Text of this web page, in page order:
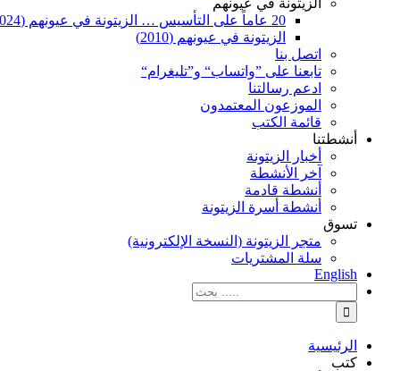
الزيتونة في عيونهم
20 عاماً على التأسيس … الزيتونة في عيونهم (2024)
الزيتونة في عيونهم (2010)
اتصل بنا
تابعنا على ”واتساب“ و”تليغرام“
ادعم رسالتنا
الموزعون المعتمدون
قائمة الكتب
أنشطتنا
أخبار الزيتونة
آخر الأنشطة
أنشطة قادمة
أنشطة أسرة الزيتونة
تسوق
متجر الزيتونة (النسخة الإلكترونية)
سلة المشتريات
English
البحث
بالنسبة
الي
:
الرئيسية
كتب